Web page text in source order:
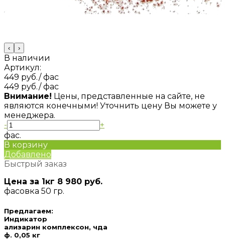
‹ ›
В наличии
Артикул:
449 руб./ фас
449 руб./ фас
Внимание! Цены, представленные на сайте, не
являются конечными! Уточнить цену Вы можете у
менеджера.
-
+
фас.
В корзину
Добавлено
Быстрый заказ
Цена за 1кг 8 980 руб.
фасовка 50 гр.
Предлагаем:
Индикатор
ализарин комплексон, чда
ф. 0,05 кг